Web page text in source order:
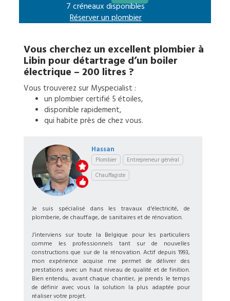
7 créneaux disponibles
Réserver un plombier
Vous cherchez un excellent plombier à
Libin pour détartrage d’un boiler
électrique – 200 litres ?
Vous trouverez sur Myspecialist :
un plombiercertifié 5 étoiles,
disponible rapidement,
qui habite près de chez vous.
Hassan
Plombier
Entrepreneur général
Chauffagiste
Je suis spécialisé dans les travaux d'électricité, de
plomberie, de chauffage, de sanitaires et de rénovation.
J’interviens sur toute la Belgique pour les particuliers
comme les professionnels tant sur de nouvelles
constructions que sur de la rénovation. Actif depuis 1993,
mon expérience acquise me permet de délivrer des
prestations avec un haut niveau de qualité et de finition.
Bien entendu, avant chaque chantier, je prends le temps
de définir avec vous la solution la plus adaptée pour
réaliser votre projet.